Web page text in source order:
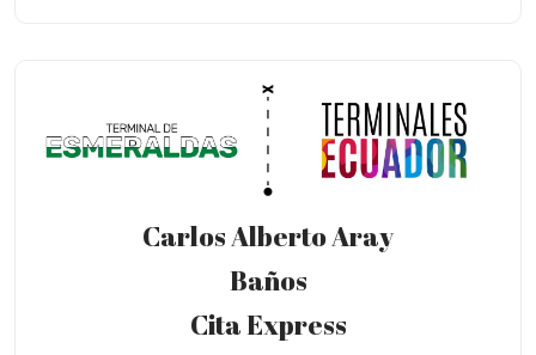
Carlos Alberto Aray
Baños
Cita Express